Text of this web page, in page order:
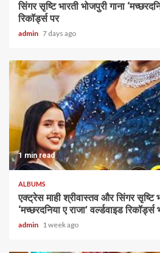
सिंगर सृष्टि भारती भोजपुरी गाना
रिकॉर्ड्स पर
admin 7 days ago
1 min read
ALBUMS
एक्ट्रेस माही श्रीवास्तव और सिंगर सृष्टि
‘मच्छरदनिया ए राजा’ वर्ल्डवाइड
admin 1 week ago